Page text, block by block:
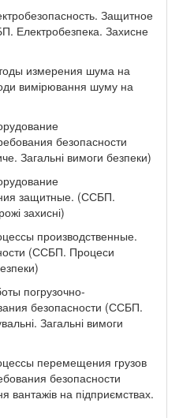
Защитное
Електробезпека. Захисне
измерения шума на
вимірювання шуму на
безопасности
Загальні вимоги безпеки)
защитные. (ССБП.
захисні)
производственные.
(ССБП. Процеси
погрузочно-
безопасности (ССБП.
Загальні вимоги
перемещения грузов
безопасности
на підприємствах.